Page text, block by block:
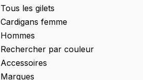
Tous les gilets
Cardigans femme
Hommes
Rechercher par couleur
Accessoires
Marques